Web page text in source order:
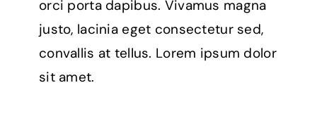
orci porta dapibus. Vivamus magna
justo, lacinia eget consectetur sed,
convallis at tellus. Lorem ipsum dolor
sit amet.